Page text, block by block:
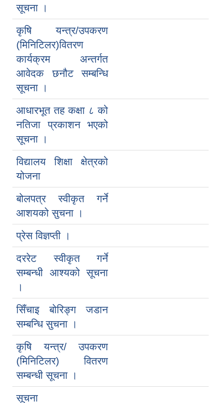
सूचना ।
कृषि यन्त्र/उपकरण
(मिनिटिलर)वितरण
कार्यक्रम अन्तर्गत
आवेदक छनौट सम्बन्धि
सूचना ।
आधारभूत तह कक्षा ८ को
नतिजा प्रकाशन भएको
सूचना ।
विद्यालय शिक्षा क्षेत्रको
योजना
बोलपत्र स्वीकृत गर्ने
आशयको सुचना ।
प्रेस विज्ञप्ती ।
दररेट स्वीकृत गर्ने
सम्बन्धी आश्यको सूचना
।
सिँचाइ बोरिङ्ग जडान
सम्बन्धि सुचना ।
कृषि यन्त्र/ उपकरण
(मिनिटिलर) वितरण
सम्बन्धी सूचना ।
सूचना